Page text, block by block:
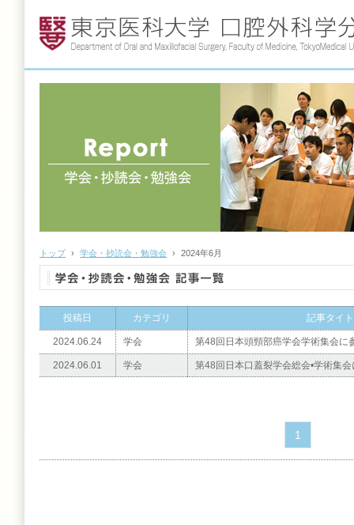
トップ › 学会・抄読会・勉強会 › 2024年6月
投稿日 カテゴリ 記事タイ
2024.06.24 学会 第48回日本頭頸部癌学会学術集会に
2024.06.01 学会 第48回日本口蓋裂学会総会•学術集
1